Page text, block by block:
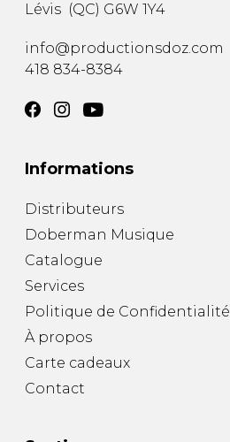
Lévis (QC) G6W 1Y4
info@productionsdoz.com
418 834-8384
Informations
Distributeurs
Doberman Musique
Catalogue
Services
Politique de Confidentialité
À propos
Carte cadeaux
Contact